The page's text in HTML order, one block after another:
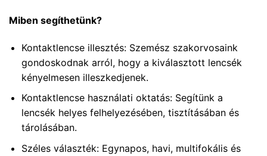
Miben segíthetünk?
Kontaktlencse illesztés: Szemész szakorvosaink
gondoskodnak arról, hogy a kiválasztott lencsék
kényelmesen illeszkedjenek.
Kontaktlencse használati oktatás: Segítünk a
lencsék helyes felhelyezésében, tisztításában és
tárolásában.
Széles választék: Egynapos, havi, multifokális és